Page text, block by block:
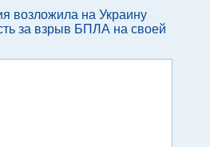
возложила на Украину
за взрыв БПЛА на своей